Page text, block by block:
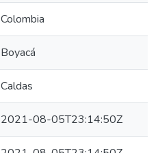
Colombia
Boyacá
Caldas
2021-08-05T23:14:50Z